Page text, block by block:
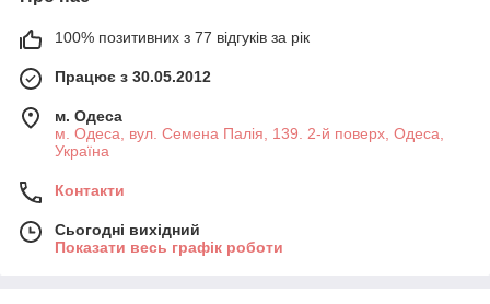
100% позитивних з 77 відгуків за рік
Працює з 30.05.2012
м. Одеса
м. Одеса, вул. Семена Палія, 139. 2-й поверх, Одеса,
Україна
Контакти
Сьогодні вихідний
Показати весь графік роботи